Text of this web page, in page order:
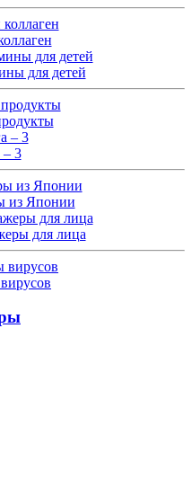
для детей
3
из Японии
для лица